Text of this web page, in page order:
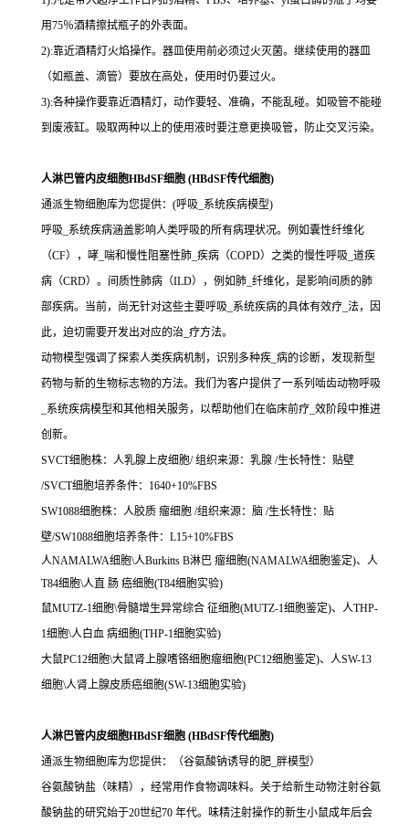
用75％酒精擦拭瓶子的外表面。
2):靠近酒精灯火焰操作。器皿使用前必须过火灭菌。继续使用的器皿
（如瓶盖、滴管）要放在高处，使用时仍要过火。
3):各种操作要靠近酒精灯，动作要轻、准确，不能乱碰。如吸管不能碰
到废液缸。吸取两种以上的使用液时要注意更换吸管，防止交叉污染。
人淋巴管内皮细胞HBdSF细胞 (HBdSF传代细胞)
通派生物细胞库为您提供：(呼吸_系统疾病模型)
呼吸_系统疾病涵盖影响人类呼吸的所有病理状况。例如囊性纤维化
（CF），哮_喘和慢性阻塞性肺_疾病（COPD）之类的慢性呼吸_道疾
病（CRD）。间质性肺病（ILD），例如肺_纤维化，是影响间质的肺
部疾病。当前，尚无针对这些主要呼吸_系统疾病的具体有效疗_法，因
此，迫切需要开发出对应的治_疗方法。
动物模型强调了探索人类疾病机制，识别多种疾_病的诊断，发现新型
药物与新的生物标志物的方法。我们为客户提供了一系列啮齿动物呼吸
_系统疾病模型和其他相关服务，以帮助他们在临床前疗_效阶段中推进
创新。
SVCT细胞株：人乳腺上皮细胞/ 组织来源：乳腺 /生长特性：贴壁
/SVCT细胞培养条件：1640+10%FBS
SW1088细胞株：人胶质 瘤细胞 /组织来源：脑 /生长特性：贴
壁/SW1088细胞培养条件：L15+10%FBS
人NAMALWA细胞\人Burkitts B淋巴 瘤细胞(NAMALWA细胞鉴定)、人
T84细胞\人直 肠 癌细胞(T84细胞实验)
鼠MUTZ-1细胞\骨髓增生异常综合 征细胞(MUTZ-1细胞鉴定)、人THP-
1细胞\人白血 病细胞(THP-1细胞实验)
大鼠PC12细胞\大鼠肾上腺嗜铬细胞瘤细胞(PC12细胞鉴定)、人SW-13
细胞\人肾上腺皮质癌细胞(SW-13细胞实验)
人淋巴管内皮细胞HBdSF细胞 (HBdSF传代细胞)
通派生物细胞库为您提供：（谷氨酸钠诱导的肥_胖模型）
谷氨酸钠盐（味精），经常用作食物调味料。关于给新生动物注射谷氨
酸钠盐的研究始于20世纪70 年代。味精注射操作的新生小鼠成年后会